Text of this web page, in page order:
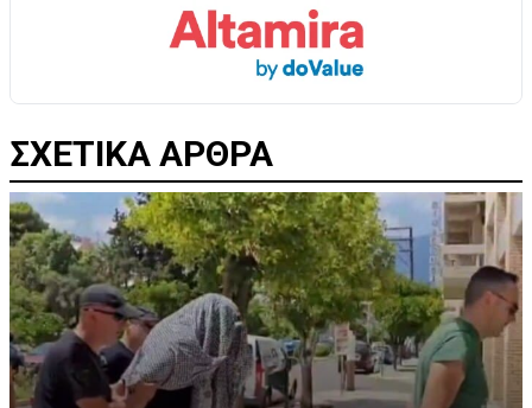
ΣΧΕΤΙΚΑ ΑΡΘΡΑ